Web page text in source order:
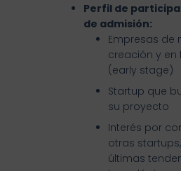
Perfil de
de admisión:
Empresas de
creación y
(early stage)
Startup que
su proyecto
Interés por
otras
últimas